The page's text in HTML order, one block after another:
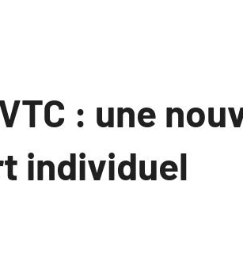
: une
individuel